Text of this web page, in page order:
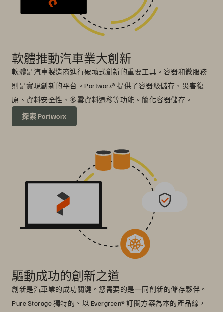
軟體推動汽車業大創新
軟體是汽車製造商進行破壞式創新的重要工具。容器和微服務
則是實現創新的平台。Portworx® 提供了容器級儲存、災害復
原、資料安全性、多雲資料遷移等功能。簡化容器儲存。
探索 Portworx
驅動成功的創新之道
創新是汽車業的成功關鍵。您需要的是一同創新的儲存夥伴。
Pure Storage 獨特的、以 Evergreen® 訂閱方案為本的產品線，